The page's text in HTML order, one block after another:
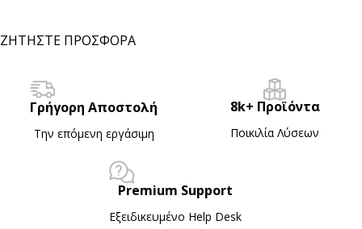
ΖΗΤΗΣΤΕ ΠΡΟΣΦΟΡΑ
Γρήγορη Αποστολή
Την επόμενη εργάσιμη
8k+ Προϊόντα
Ποικιλία Λύσεων
Premium Support
Εξειδικευμένο Ηelp Desk